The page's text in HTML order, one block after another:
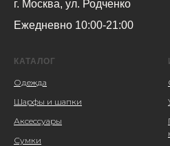
г. Москва, ул. Родченко
Ежедневно 10:00-21:00
КАТАЛОГ
Одежда
Шарфы и шапки
Аксессуары
Сумки